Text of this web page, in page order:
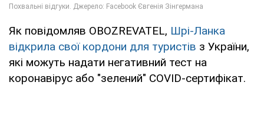
Як повідомляв OBOZREVATEL, Шрі-Ланка
відкрила свої кордони для туристів з України,
які можуть надати негативний тест на
коронавірус або "зелений" COVID-сертифікат.